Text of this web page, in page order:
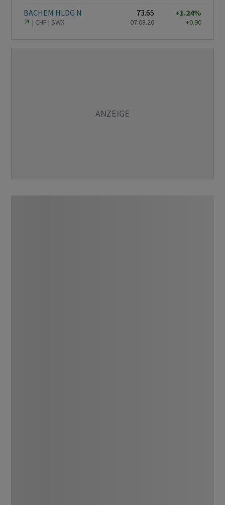
BACHEM HLDG N
CHF SWX
73.65
07.08.26
+1.24%
+0.90